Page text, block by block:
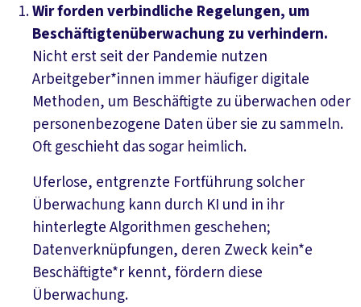
Wir forden verbindliche Regelungen, um
Beschäftigtenüberwachung zu verhindern.
Nicht erst seit der Pandemie nutzen
Arbeitgeber*innen immer häufiger digitale
Methoden, um Beschäftigte zu überwachen oder
personenbezogene Daten über sie zu sammeln.
Oft geschieht das sogar heimlich.
Uferlose, entgrenzte Fortführung solcher
Überwachung kann durch KI und in ihr
hinterlegte Algorithmen geschehen;
Datenverknüpfungen, deren Zweck kein*e
Beschäftigte*r kennt, fördern diese
Überwachung.